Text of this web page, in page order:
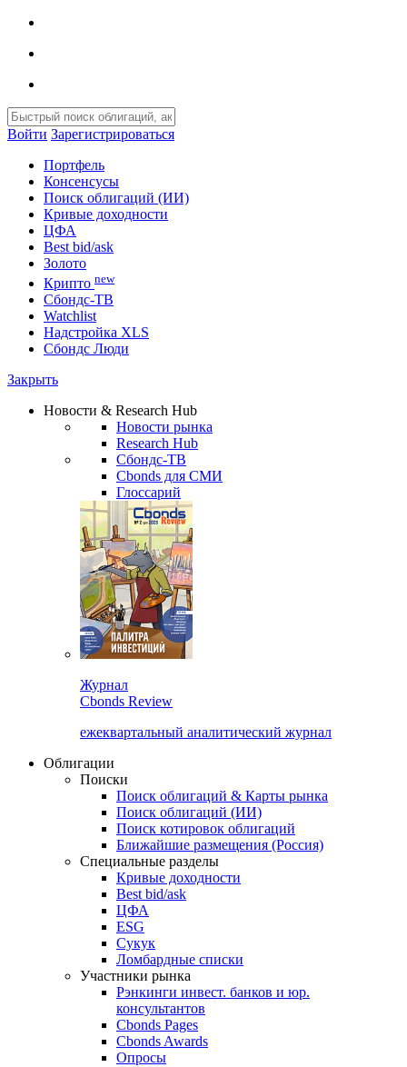
Войти Зарегистрироваться
Портфель
Консенсусы
Поиск облигаций (ИИ)
Кривые доходности
ЦФА
Best bid/ask
Золото
Крипто new
Сбондс-ТВ
Watchlist
Надстройка XLS
Сбондс Люди
Закрыть
Новости & Research Hub
Новости рынка
Research Hub
Сбондс-ТВ
Cbonds для СМИ
Глоссарий
Журнал
Cbonds Review
ежеквартальный аналитический журнал
Облигации
Поиски
Поиск облигаций & Карты рынка
Поиск облигаций (ИИ)
Поиск котировок облигаций
Ближайшие размещения (Россия)
Специальные разделы
Кривые доходности
Best bid/ask
ЦФА
ESG
Сукук
Ломбардные списки
Участники рынка
Рэнкинги инвест. банков и юр.
консультантов
Cbonds Pages
Cbonds Awards
Опросы